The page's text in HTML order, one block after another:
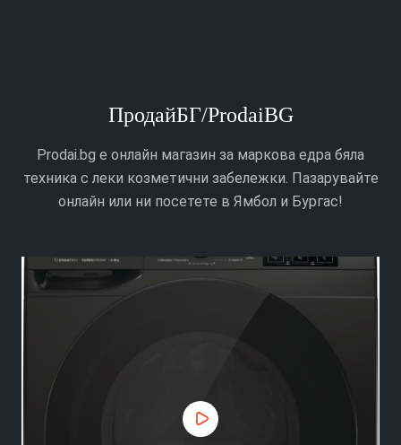
ПродайБГ/ProdaiBG
Prodai.bg е онлайн магазин за маркова едра бяла
техника с леки козметични забележки. Пазарувайте
онлайн или ни посетете в Ямбол и Бургас!